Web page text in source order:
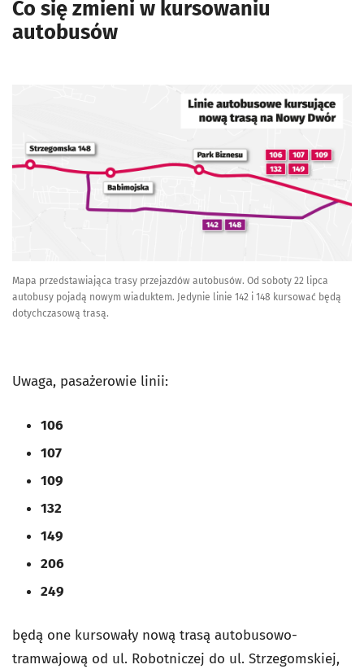
Co się zmieni w kursowaniu
autobusów
Mapa przedstawiająca trasy przejazdów autobusów. Od soboty 22 lipca
autobusy pojadą nowym wiaduktem. Jedynie linie 142 i 148 kursować będą
dotychczasową trasą.
Uwaga, pasażerowie linii:
106
107
109
132
149
206
249
będą one kursowały nową trasą autobusowo-
tramwajową od ul. Robotniczej do ul. Strzegomskiej,